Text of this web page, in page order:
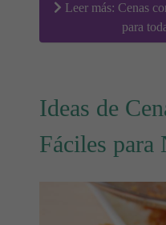
Leer más: Cenas
para
Ideas de
Fáciles